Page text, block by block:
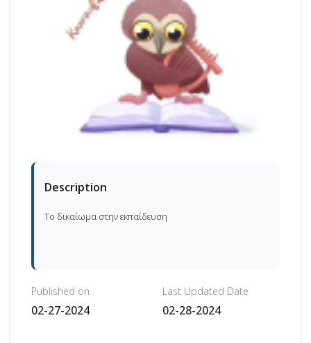
Description
Το δικαίωμα στην εκπαίδευση
Published on
02-27-2024
Last Updated Date
02-28-2024